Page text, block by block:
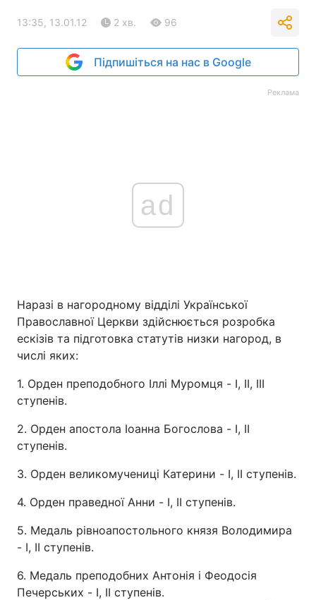
13:35, 13.01.12 2 хв. 96
Підпишіться на нас в Google
Реклама
ad
Наразі в нагородному відділі Української
Православної Церкви здійснюється розробка
ескізів та підготовка статутів низки нагород, в
числі яких:
1. Орден преподобного Іллі Муромця - I, II, III
ступенів.
2. Орден апостола Іоанна Богослова - I, II
ступенів.
3. Орден великомучениці Катерини - I, II ступенів.
4. Орден праведної Анни - I, II ступенів.
5. Медаль рівноапостольного князя Володимира
- I, II ступенів.
6. Медаль преподобних Антонія і Феодосія
Печерських - I, II ступенів.